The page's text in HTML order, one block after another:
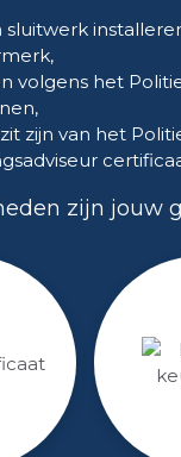
sluitwerk
volgens het
zijn van het
zijn jouw